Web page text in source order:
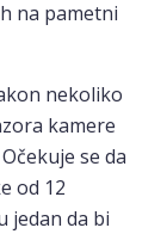
na pametni
nekoliko
kamere
se da
od 12
jedan da bi